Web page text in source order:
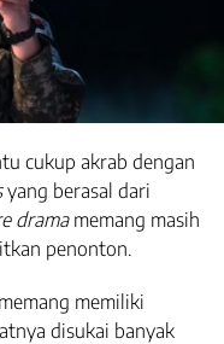
cukup akrab dengan
yang berasal dari
dramamemang masih
penonton.
memiliki
disukai banyak